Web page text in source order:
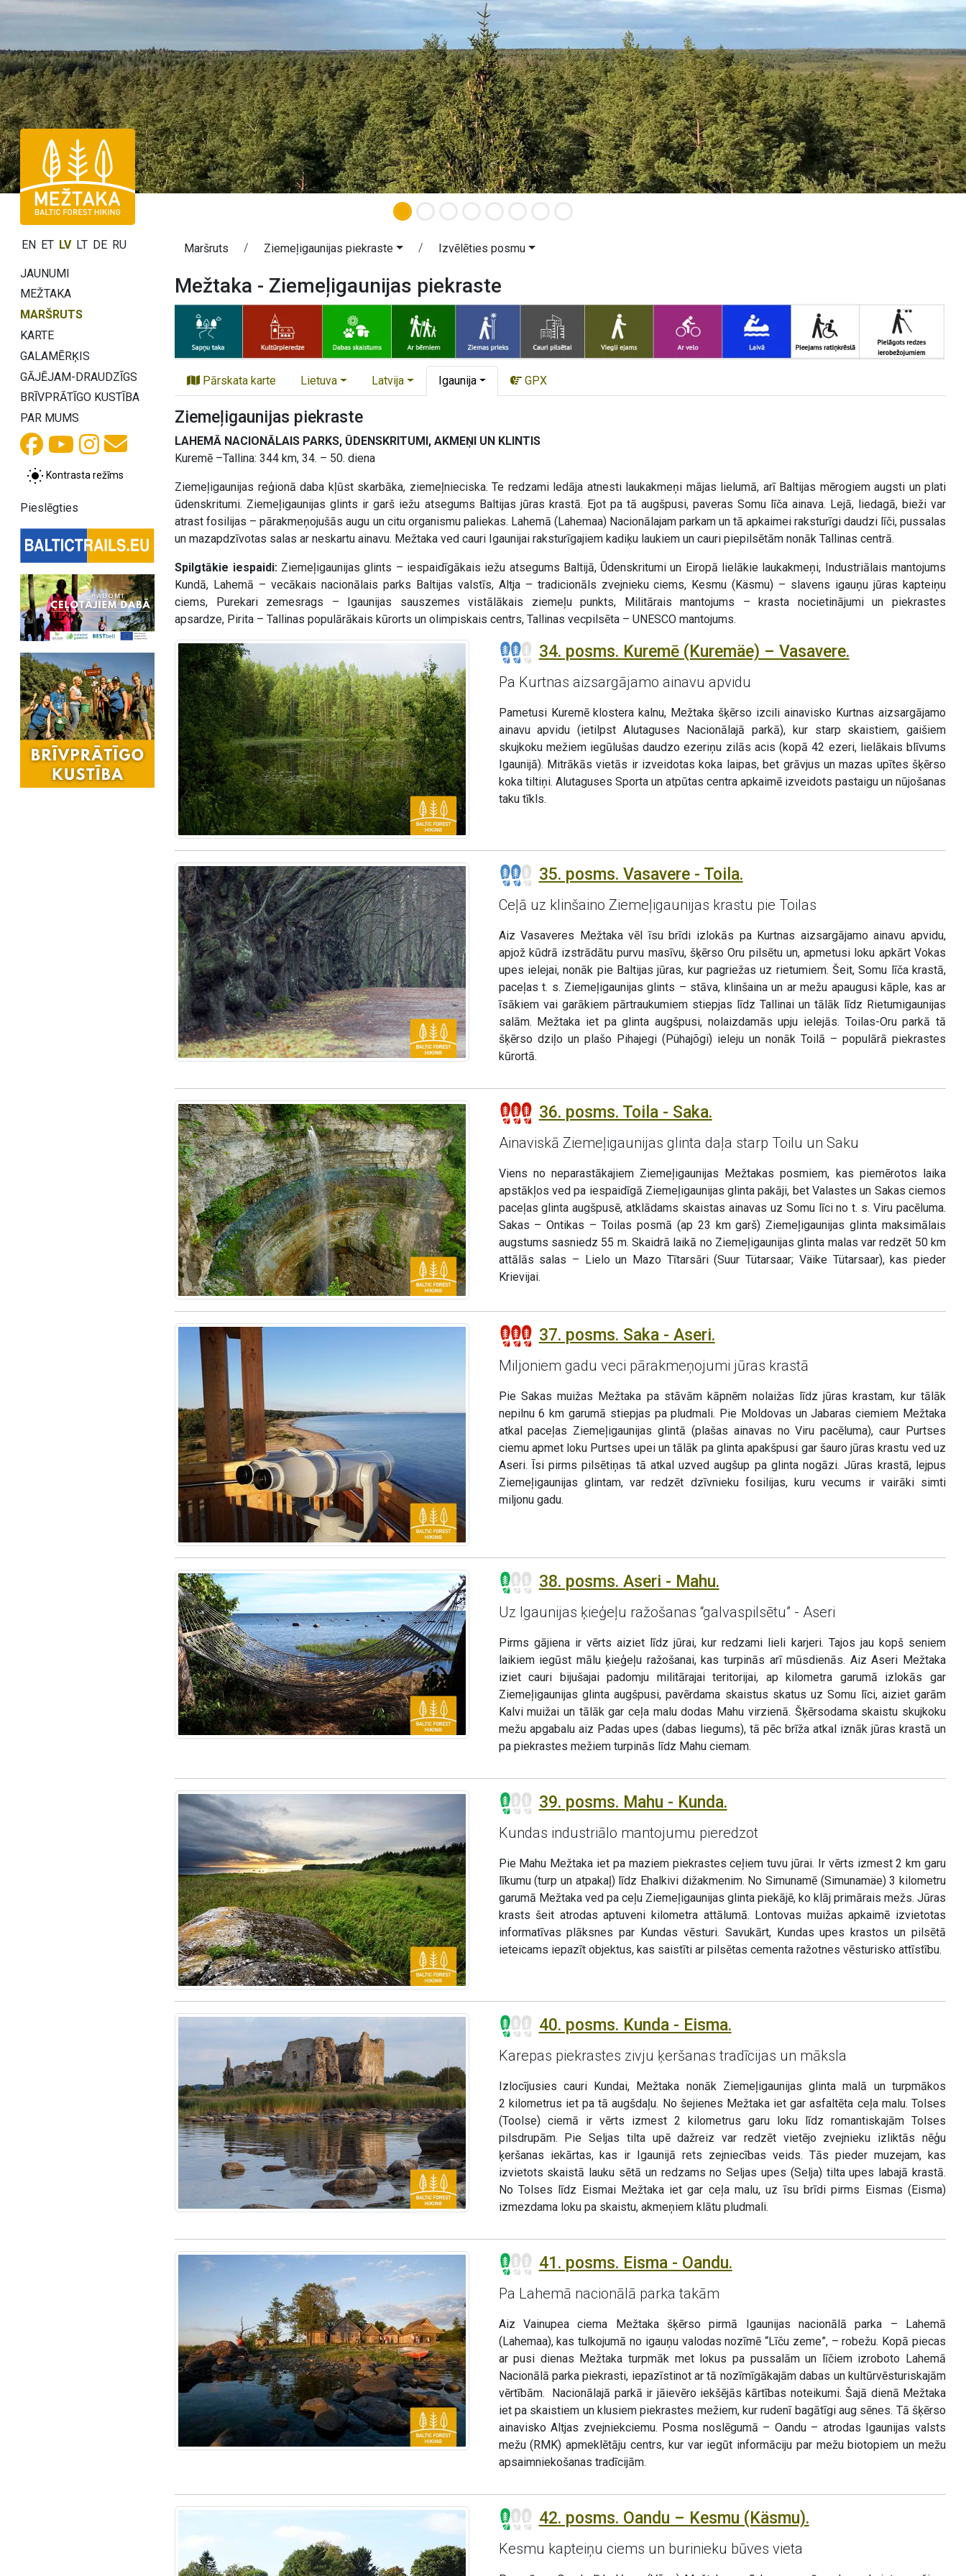
EN ET LV LT DE RU
JAUNUMI
MEŽTAKA
MARŠRUTS
KARTE
GALAMĒRĶIS
GĀJĒJAM-DRAUDZĪGS
BRĪVPRĀTĪGO KUSTĪBA
PAR MUMS
Kontrasta režīms
Pieslēgties
Maršruts Ziemeļigaunijas piekraste Izvēlēties posmu
Mežtaka - Ziemeļigaunijas piekraste
Pārskata karte Lietuva Latvija Igaunija GPX
Ziemeļigaunijas piekraste
LAHEMĀ NACIONĀLAIS PARKS, ŪDENSKRITUMI, AKMEŅI UN KLINTIS
Kuremē –Tallina: 344 km, 34. – 50. diena
Ziemeļigaunijas reģionā daba kļūst skarbāka, ziemeļnieciska. Te redzami ledāja atnesti laukakmeņi mājas lielumā, arī Baltijas mērogiem augsti un plati
ūdenskritumi. Ziemeļigaunijas glints ir garš iežu atsegums Baltijas jūras krastā. Ejot pa tā augšpusi, paveras Somu līča ainava. Lejā, liedagā, bieži var
atrast fosilijas – pārakmeņojušās augu un citu organismu paliekas. Lahemā (Lahemaa) Nacionālajam parkam un tā apkaimei raksturīgi daudzi līči, pussalas
un mazapdzīvotas salas ar neskartu ainavu. Mežtaka ved cauri Igaunijai raksturīgajiem kadiķu laukiem un cauri piepilsētām nonāk Tallinas centrā.
Spilgtākie iespaidi:Ziemeļigaunijas glints – iespaidīgākais iežu atsegums Baltijā, Ūdenskritumi un Eiropā lielākie laukakmeņi, Industriālais mantojums
Kundā, Lahemā – vecākais nacionālais parks Baltijas valstīs, Altja – tradicionāls zvejnieku ciems, Kesmu (Käsmu) – slavens igauņu jūras kapteiņu
ciems, Purekari zemesrags – Igaunijas sauszemes vistālākais ziemeļu punkts, Militārais mantojums – krasta nocietinājumi un piekrastes
apsardze, Pirita – Tallinas populārākais kūrorts un olimpiskais centrs, Tallinas vecpilsēta – UNESCO mantojums.
34. posms. Kuremē (Kuremäe) – Vasavere.
Pa Kurtnas aizsargājamo ainavu apvidu
Pametusi Kuremē klostera kalnu, Mežtaka šķērso izcili ainavisko Kurtnas aizsargājamo
ainavu apvidu (ietilpst Alutaguses Nacionālajā parkā), kur starp skaistiem, gaišiem
skujkoku mežiem iegūlušas daudzo ezeriņu zilās acis (kopā 42 ezeri, lielākais blīvums
Igaunijā). Mitrākās vietās ir izveidotas koka laipas, bet grāvjus un mazas upītes šķērso
koka tiltiņi. Alutaguses Sporta un atpūtas centra apkaimē izveidots pastaigu un nūjošanas
taku tīkls.
35. posms. Vasavere - Toila.
Ceļā uz klinšaino Ziemeļigaunijas krastu pie Toilas
Aiz Vasaveres Mežtaka vēl īsu brīdi izlokās pa Kurtnas aizsargājamo ainavu apvidu,
apjož kūdrā izstrādātu purvu masīvu, šķērso Oru pilsētu un, apmetusi loku apkārt Vokas
upes ielejai, nonāk pie Baltijas jūras, kur pagriežas uz rietumiem. Šeit, Somu līča krastā,
paceļas t. s. Ziemeļigaunijas glints – stāva, klinšaina un ar mežu apaugusi kāple, kas ar
īsākiem vai garākiem pārtraukumiem stiepjas līdz Tallinai un tālāk līdz Rietumigaunijas
salām. Mežtaka iet pa glinta augšpusi, nolaizdamās upju ielejās. Toilas-Oru parkā tā
šķērso dziļo un plašo Pihajegi (Pühajõgi) ieleju un nonāk Toilā – populārā piekrastes
kūrortā.
36. posms. Toila - Saka.
Ainaviskā Ziemeļigaunijas glinta daļa starp Toilu un Saku
Viens no neparastākajiem Ziemeļigaunijas Mežtakas posmiem, kas piemērotos laika
apstākļos ved pa iespaidīgā Ziemeļigaunijas glinta pakāji, bet Valastes un Sakas ciemos
paceļas glinta augšpusē, atklādams skaistas ainavas uz Somu līci no t. s. Viru pacēluma.
Sakas – Ontikas – Toilas posmā (ap 23 km garš) Ziemeļigaunijas glinta maksimālais
augstums sasniedz 55 m. Skaidrā laikā no Ziemeļigaunijas glinta malas var redzēt 50 km
attālās salas – Lielo un Mazo Tītarsāri (Suur Tütarsaar; Väike Tütarsaar), kas pieder
Krievijai.
37. posms. Saka - Aseri.
Miljoniem gadu veci pārakmeņojumi jūras krastā
Pie Sakas muižas Mežtaka pa stāvām kāpnēm nolaižas līdz jūras krastam, kur tālāk
nepilnu 6 km garumā stiepjas pa pludmali. Pie Moldovas un Jabaras ciemiem Mežtaka
atkal paceļas Ziemeļigaunijas glintā (plašas ainavas no Viru pacēluma), caur Purtses
ciemu apmet loku Purtses upei un tālāk pa glinta apakšpusi gar šauro jūras krastu ved uz
Aseri. Īsi pirms pilsētiņas tā atkal uzved augšup pa glinta nogāzi. Jūras krastā, lejpus
Ziemeļigaunijas glintam, var redzēt dzīvnieku fosilijas, kuru vecums ir vairāki simti
miljonu gadu.
38. posms. Aseri - Mahu.
Uz Igaunijas ķieģeļu ražošanas “galvaspilsētu” - Aseri
Pirms gājiena ir vērts aiziet līdz jūrai, kur redzami lieli karjeri. Tajos jau kopš seniem
laikiem iegūst mālu ķieģeļu ražošanai, kas turpinās arī mūsdienās. Aiz Aseri Mežtaka
iziet cauri bijušajai padomju militārajai teritorijai, ap kilometra garumā izlokās gar
Ziemeļigaunijas glinta augšpusi, pavērdama skaistus skatus uz Somu līci, aiziet garām
Kalvi muižai un tālāk gar ceļa malu dodas Mahu virzienā. Šķērsodama skaistu skujkoku
mežu apgabalu aiz Padas upes (dabas liegums), tā pēc brīža atkal iznāk jūras krastā un
pa piekrastes mežiem turpinās līdz Mahu ciemam.
39. posms. Mahu - Kunda.
Kundas industriālo mantojumu pieredzot
Pie Mahu Mežtaka iet pa maziem piekrastes ceļiem tuvu jūrai. Ir vērts izmest 2 km garu
līkumu (turp un atpakaļ) līdz Ehalkivi dižakmenim. No Simunamē (Simunamäe) 3 kilometru
garumā Mežtaka ved pa ceļu Ziemeļigaunijas glinta piekājē, ko klāj primārais mežs. Jūras
krasts šeit atrodas aptuveni kilometra attālumā. Lontovas muižas apkaimē izvietotas
informatīvas plāksnes par Kundas vēsturi. Savukārt, Kundas upes krastos un pilsētā
ieteicams iepazīt objektus, kas saistīti ar pilsētas cementa ražotnes vēsturisko attīstību.
40. posms. Kunda - Eisma.
Karepas piekrastes zivju ķeršanas tradīcijas un māksla
Izlocījusies cauri Kundai, Mežtaka nonāk Ziemeļigaunijas glinta malā un turpmākos
2 kilometrus iet pa tā augšdaļu. No šejienes Mežtaka iet gar asfaltēta ceļa malu. Tolses
(Toolse) ciemā ir vērts izmest 2 kilometrus garu loku līdz romantiskajām Tolses
pilsdrupām. Pie Seljas tilta upē dažreiz var redzēt vietējo zvejnieku izliktās nēģu
ķeršanas iekārtas, kas ir Igaunijā rets zejniecības veids. Tās pieder muzejam, kas
izvietots skaistā lauku sētā un redzams no Seljas upes (Selja) tilta upes labajā krastā.
No Tolses līdz Eismai Mežtaka iet gar ceļa malu, uz īsu brīdi pirms Eismas (Eisma)
izmezdama loku pa skaistu, akmeņiem klātu pludmali.
41. posms. Eisma - Oandu.
Pa Lahemā nacionālā parka takām
Aiz Vainupea ciema Mežtaka šķērso pirmā Igaunijas nacionālā parka – Lahemā
(Lahemaa), kas tulkojumā no igauņu valodas nozīmē “Līču zeme”, – robežu. Kopā piecas
ar pusi dienas Mežtaka turpmāk met lokus pa pussalām un līčiem izroboto Lahemā
Nacionālā parka piekrasti, iepazīstinot ar tā nozīmīgākajām dabas un kultūrvēsturiskajām
vērtībām. Nacionālajā parkā ir jāievēro iekšējās kārtības noteikumi. Šajā dienā Mežtaka
iet pa skaistiem un klusiem piekrastes mežiem, kur rudenī bagātīgi aug sēnes. Tā šķērso
ainavisko Altjas zvejniekciemu. Posma noslēgumā – Oandu – atrodas Igaunijas valsts
mežu (RMK) apmeklētāju centrs, kur var iegūt informāciju par mežu biotopiem un mežu
apsaimniekošanas tradīcijām.
42. posms. Oandu – Kesmu (Käsmu).
Kesmu kapteiņu ciems un burinieku būves vieta